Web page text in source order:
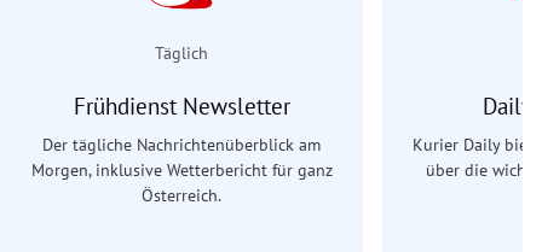
Täglich
Frühdienst Newsletter
Der tägliche Nachrichtenüberblick am
Morgen, inklusive Wetterbericht für ganz
Österreich.
Daily
Kurier Daily
über die